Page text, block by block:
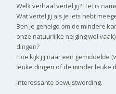
Welk verhaal vertel jij? Het is
Wat vertel jij als je iets hebt
Ben je geneigd om de mindere
onze natuurlijke neiging wel
dingen?
Hoe kijk jij naar een gemiddelde
leuke dingen of de minder leuke
Interessante bewustwording.